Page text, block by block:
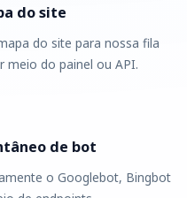
do site
do site para nossa fila
meio do painel ou API.
de bot
o Googlebot, Bingbot